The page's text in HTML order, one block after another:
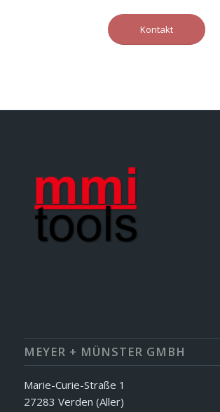
Kontakt
MEYER + MÜNSTER GMBH
Marie-Curie-Straße 1
27283 Verden (Aller)